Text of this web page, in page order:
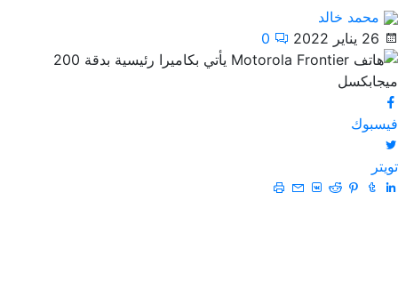
محمد خالد
26 يناير 2022
0
فيسبوك
تويتر